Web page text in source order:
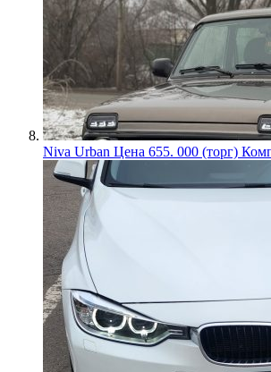
Niva Urban Цена 655. 000 (торг)